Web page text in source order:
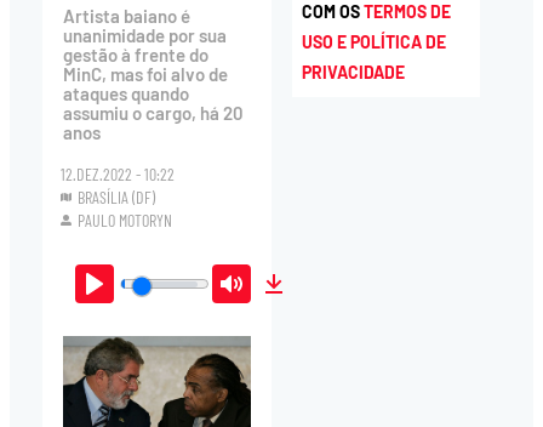
Artista baiano é
unanimidade por sua
gestão à frente do
MinC, mas foi alvo de
ataques quando
assumiu o cargo, há 20
anos
12.DEZ.2022 - 10:22
BRASÍLIA (DF)
PAULO MOTORYN
Play Mute
COM OSTERMOS DE
USO E POLÍTICA DE
PRIVACIDADE